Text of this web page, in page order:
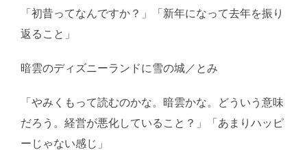
「初昔ってなんですか？」「新年になって去年を振り
返ること」
暗雲のディズニーランドに雪の城／とみ
「やみくもって読むのかな。暗雲かな。どういう意味
だろう。経営が悪化していること？」「あまりハッピ
ーじゃない感じ」